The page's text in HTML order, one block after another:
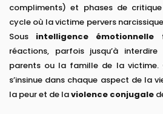
compliments) et phases de
cycle où la victime pervers
Sous intelligence émotionnelle
réactions, parfois jusqu’à
parents ou la famille de la victime.
s’insinue dans chaque aspect de la
la peur et de laviolence conjugale